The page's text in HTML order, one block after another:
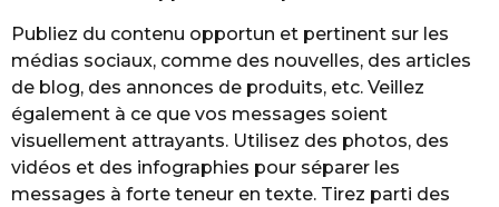
Publiez du contenu opportun et pertinent sur les
médias sociaux, comme des nouvelles, des articles
de blog, des annonces de produits, etc. Veillez
également à ce que vos messages soient
visuellement attrayants. Utilisez des photos, des
vidéos et des infographies pour séparer les
messages à forte teneur en texte. Tirez parti des